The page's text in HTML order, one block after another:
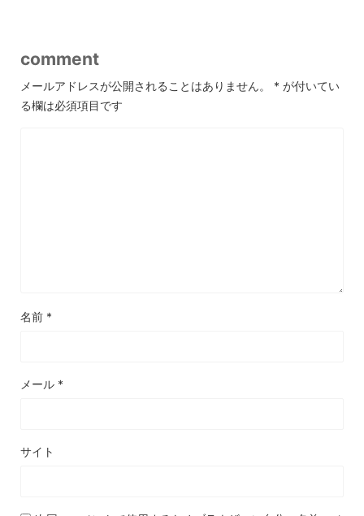
comment
メールアドレスが公開されることはありません。 * が付いてい
る欄は必須項目です
名前 *
メール *
サイト